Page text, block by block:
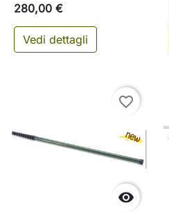
280,00 €
Vedi dettagli

favorite_border